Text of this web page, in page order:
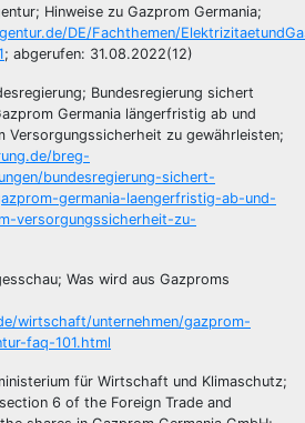
Hinweise zu Gazprom Germania;
DE/Fachthemen/
; abgerufen: 31.08.2022(12)
Bundesregierung sichert
Germania längerfristig ab und
Versorgungssicherheit zu gewährleisten;
breg-
bundesregierung-sichert-
germania-laengerfristig-ab-und-
versorgungssicherheit-zu-
Was wird aus Gazproms
wirtschaft/unternehmen/gazprom-
faq-101.html
für Wirtschaft und Klimaschutz;
6 of the Foreign Trade and